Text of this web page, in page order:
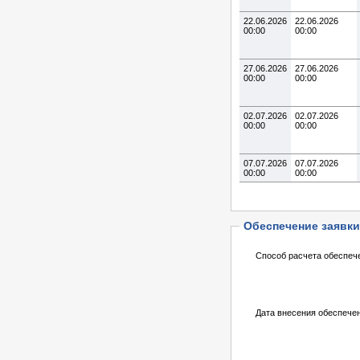
22.06.2026
00:00
22.06.2026
00:00
27.06.2026
00:00
27.06.2026
00:00
02.07.2026
00:00
02.07.2026
00:00
07.07.2026
00:00
07.07.2026
00:00
Обеспечение заявки
Способ расчета
Дата внесения